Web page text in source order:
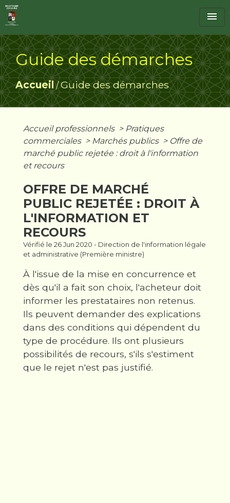
menu
Guide des démarches
Accueil/Guide des démarches
Accueil professionnels > Pratiques
commerciales > Marchés publics > Offre de
marché public rejetée : droit à l'information
et recours
OFFRE DE MARCHÉ
PUBLIC REJETÉE : DROIT À
L'INFORMATION ET
RECOURS
Vérifié le 26 Jun 2020 - Direction de l'information légale
et administrative (Première ministre)
À l'issue de la mise en concurrence et
dès qu'il a fait son choix, l'acheteur doit
informer les prestataires non retenus.
Ils peuvent demander des explications
dans des conditions qui dépendent du
type de procédure. Ils ont plusieurs
possibilités de recours, s'ils s'estiment
que le rejet n'est pas justifié.